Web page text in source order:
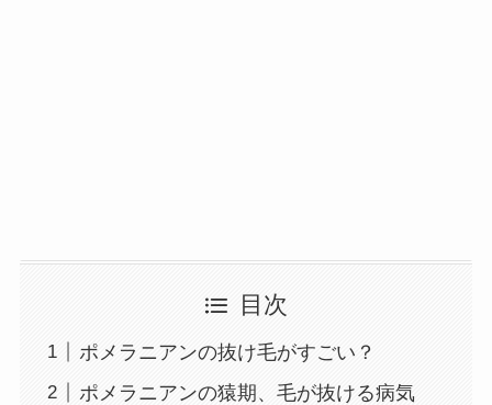
目次
ポメラニアンの抜け毛がすごい？
ポメラニアンの猿期、毛が抜ける病気